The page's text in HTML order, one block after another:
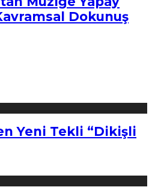
Dokunuş
Yeni Tekli “Dikişli